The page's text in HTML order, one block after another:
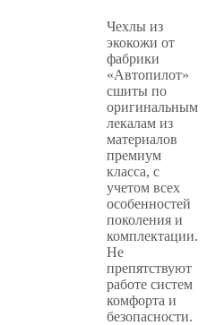
Чехлы из
экокожи от
фабрики
«Автопилот»
сшиты по
оригинальным
лекалам из
материалов
премиум
класса, с
учетом всех
особенностей
поколения и
комплектации.
Не
препятствуют
работе систем
комфорта и
безопасности.